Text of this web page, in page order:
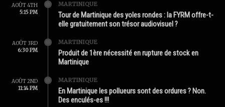
AOÛT 4TH
5:15 PM
MARTINIQUE
Tour de Martinique des yoles rondes : la FYRM offre-t-
elle gratuitement son trésor audiovisuel ?
AOÛT 3RD
6:30 PM
MARTINIQUE
Produit de 1ère nécessité en rupture de stock en
Martinique
AOÛT 2ND
11:14 PM
MARTINIQUE
En Martinique les pollueurs sont des ordures ? Non.
Des enculés-es !!!